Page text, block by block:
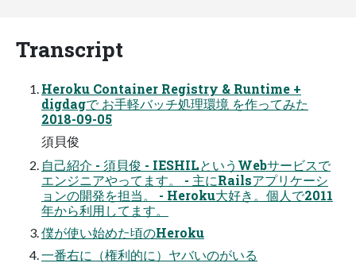
Transcript
Heroku Container Registry & Runtime +
digdagで お手軽バッチ処理環境 を作ってみた
2018-09-05
須貝俊
自己紹介 - 須貝俊 - IESHILというWebサービスで
エンジニアやってます。 - 主にRailsアプリケーシ
ョンの開発を担当。 - Heroku大好き。個人で2011
年から利用してます。
僕が使い始めた頃のHeroku
一番右に（権利的に）ヤバいのがいる